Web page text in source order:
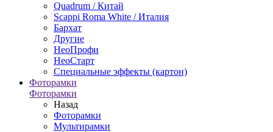
Quadrum / Китай
Scappi Roma White / Италия
Бархат
Другие
НеоПрофи
НеоСтарт
Специальные эффекты (картон)
Фоторамки
Фоторамки
Назад
Фоторамки
Мультирамки